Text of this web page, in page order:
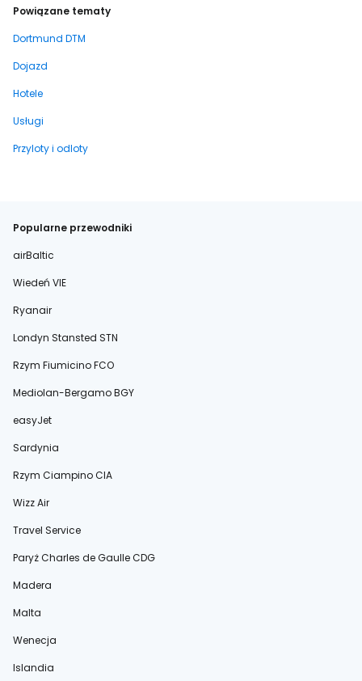
Powiązane tematy
Dortmund DTM
Dojazd
Hotele
Usługi
Przyloty i odloty
Popularne przewodniki
airBaltic
Wiedeń VIE
Ryanair
Londyn Stansted STN
Rzym Fiumicino FCO
Mediolan-Bergamo BGY
easyJet
Sardynia
Rzym Ciampino CIA
Wizz Air
Travel Service
Paryż Charles de Gaulle CDG
Madera
Malta
Wenecja
Islandia